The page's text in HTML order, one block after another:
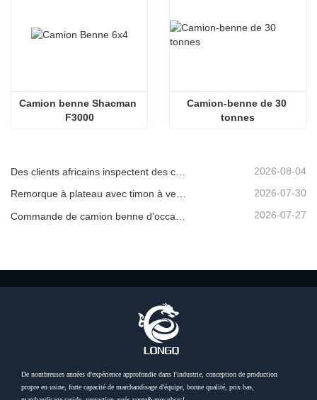
Camion benne Shacman
F3000
Camion-benne de 30
tonnes
2026-08-04
Remorque à plateau avec timon à vendre 2026-07-30
2026-07-27
De nombreuses années d'expérience approfondie dans l'industrie, conception de production
propre en usine, forte capacité de marchandisage d'équipe, bonne qualité, prix bas,